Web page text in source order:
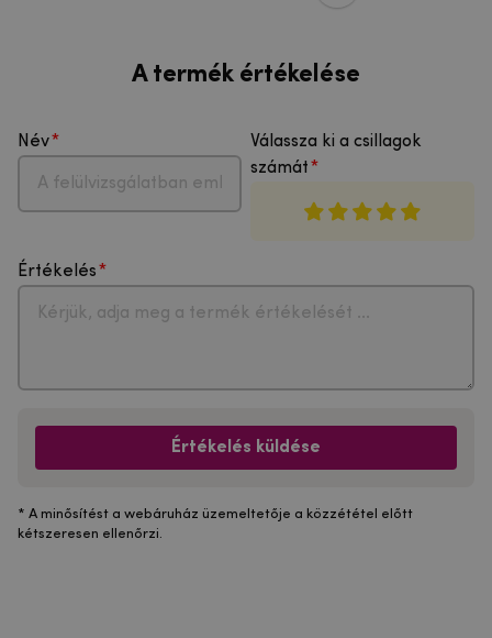
A termék értékelése
Név
Válassza ki a csillagok
számát
Értékelés
Értékelés küldése
* A minősítést a webáruház üzemeltetője a közzététel előtt
kétszeresen ellenőrzi.